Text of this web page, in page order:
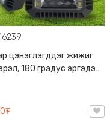
цэнэглэгддэг жижиг
180 градус эргэдэг,